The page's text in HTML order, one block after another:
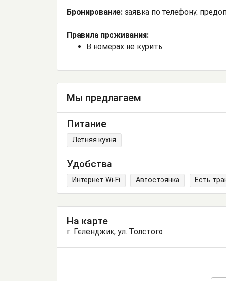
Бронирование: заявка по телефону,
Правила проживания:
В номерах не курить
Мы предлагаем
Питание
Летняя кухня
Удобства
Интернет Wi-Fi Автостоянка Есть
На карте
г. Геленджик, ул. Толстого